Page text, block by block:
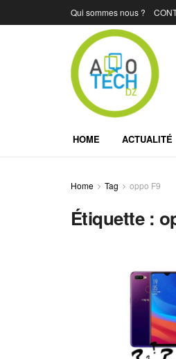
Qui sommes nous ?
HOME ACTUALITÉ
Home Tag oppo F9
Étiquette :